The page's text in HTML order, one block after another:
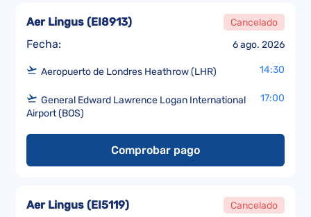
Fecha: 6 ago. 2026
Aer Lingus (EI8913) Cancelado
Aeropuerto de Londres Heathrow (LHR) 14:30
General Edward Lawrence Logan International
Airport (BOS)
17:00
Comprobar pago
Aer Lingus (EI5119) Cancelado